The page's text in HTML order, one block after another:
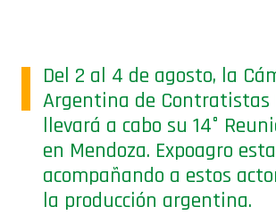
Del 2 al 4 de agosto, la
Argentina de Contratistas
llevará a cabo su 14°
en Mendoza. Expoagro
acompañando a estos
la producción argentina.